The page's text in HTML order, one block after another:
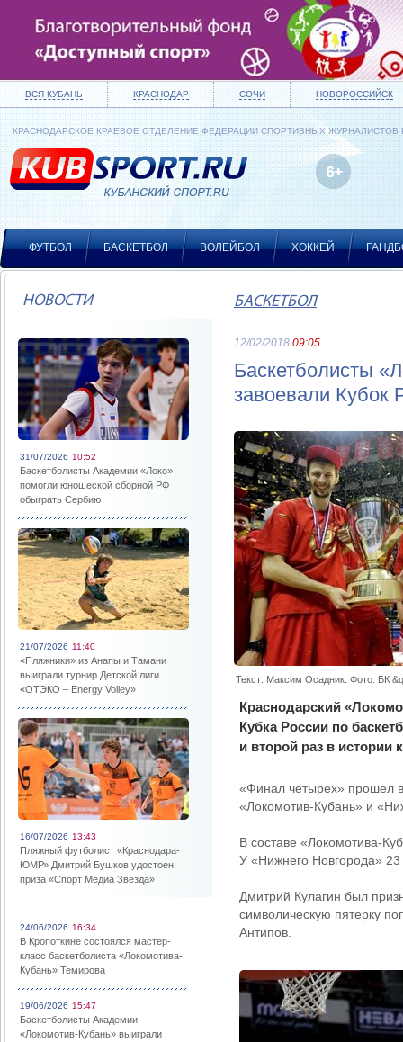
ВСЯ КУБАНЬ КРАСНОДАР СОЧИ НОВОРОССИЙСК
КРАСНОДАРСКОЕ КРАЕВОЕ ОТДЕЛЕНИЕ ФЕДЕРАЦИИ СПОРТИВНЫХ ЖУРНАЛИСТОВ
ФУТБОЛ БАСКЕТБОЛ ВОЛЕЙБОЛ ХОККЕЙ
НОВОСТИ
31/07/2026 10:52
Баскетболисты Академии «Локо»
помогли юношеской сборной РФ
обыграть Сербию
21/07/2026 11:40
«Пляжники» из Анапы и Тамани
выиграли турнир Детской лиги
«ОТЭКО – Energy Volley»
16/07/2026 13:43
Пляжный футболист «Краснодара-
ЮМР» Дмитрий Бушков удостоен
приза «Спорт Медиа Звезда»
24/06/2026 16:34
В Кропоткине состоялся мастер-
класс баскетболиста «Локомотива-
Кубань» Темирова
19/06/2026 15:47
Баскетболисты Академии
«Локомотив-Кубань» выиграли
БАСКЕТБОЛ
12/02/2018 09:05
Баскетболисты
завоевали Кубок
Текст: Максим Осадник. Фото: БК
Краснодарский
Кубка России по
и второй раз в истории
«Финал четырех» прошел
«Локомотив-Кубань» и
В составе «Локомотива-
У «Нижнего Новгорода»
Дмитрий Кулагин был
символическую пятерку
Антипов.